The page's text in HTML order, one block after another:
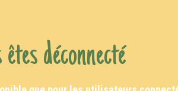
déconnecté